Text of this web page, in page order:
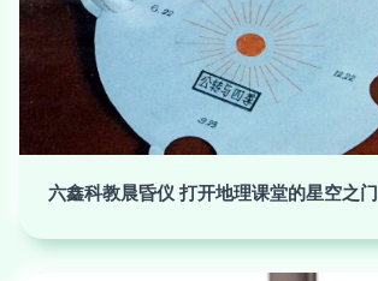
六鑫科教晨昏仪 打开地理课堂的星空之门